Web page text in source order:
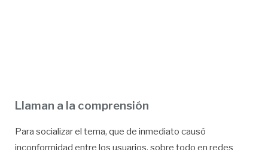
Llaman a la comprensión
Para socializar el tema, que de inmediato causó
inconformidad entre los usuarios, sobre todo en redes